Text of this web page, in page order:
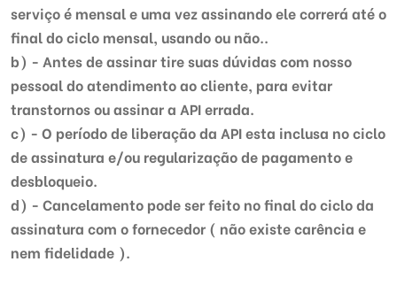
serviço é mensal e uma vez assinando ele correrá até o
final do ciclo mensal, usando ou não..
b) - Antes de assinar tire suas dúvidas com nosso
pessoal do atendimento ao cliente, para evitar
transtornos ou assinar a API errada.
c) - O período de liberação da API esta inclusa no ciclo
de assinatura e/ou regularização de pagamento e
desbloqueio.
d) - Cancelamento pode ser feito no final do ciclo da
assinatura com o fornecedor ( não existe carência e
nem fidelidade ).